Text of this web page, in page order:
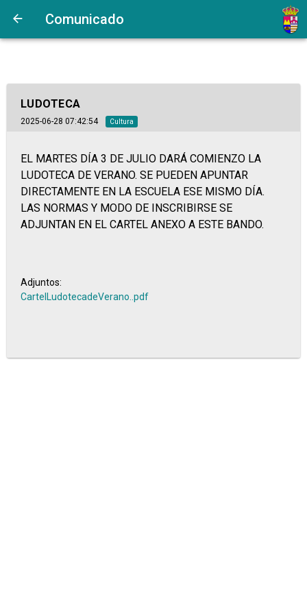
https://www.bandomovil.com/userFiles/QS/
no esimagenComunicado
LUDOTECA
2025-06-28 07:42:54 Cultura
EL MARTES DÍA 3 DE JULIO DARÁ COMIENZO LA
LUDOTECA DE VERANO. SE PUEDEN APUNTAR
DIRECTAMENTE EN LA ESCUELA ESE MISMO DÍA.
LAS NORMAS Y MODO DE INSCRIBIRSE SE
ADJUNTAN EN EL CARTEL ANEXO A ESTE BANDO.
Adjuntos:
CartelLudotecadeVerano..pdf